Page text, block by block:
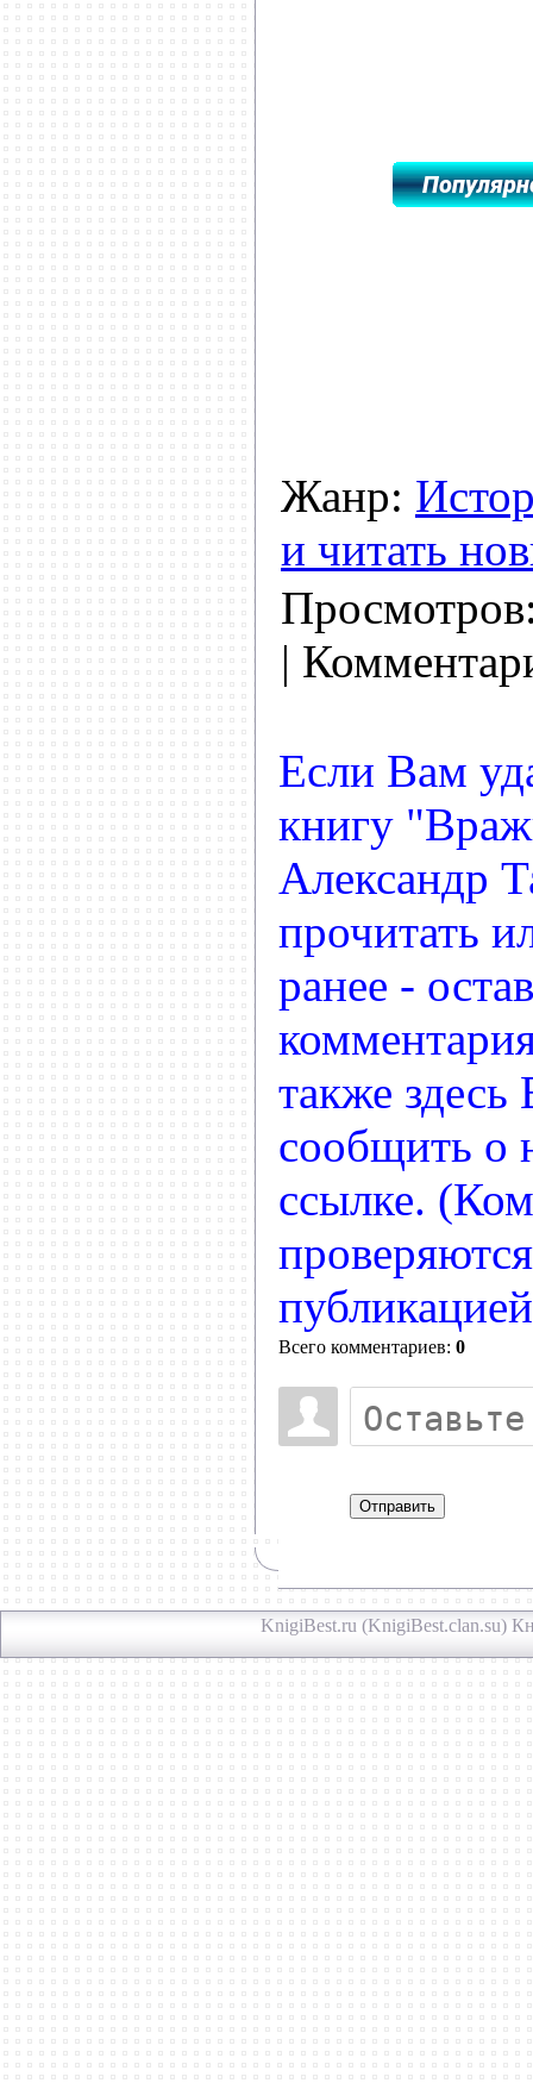
Жанр:
и читать
|
Если Вам
книгу
Александр
прочитать
ранее -
также
сообщить о
ссылке.
Всего комментариев: 0
Отправить
KnigiBest.ru (KnigiBest.clan.su)